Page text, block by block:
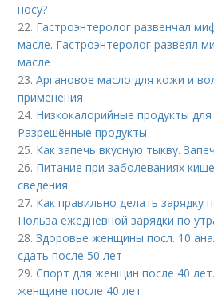
носу?
22. Гастроэнтеролог развенчал
масле. Гастроэнтеролог развеял
масле
23.Аргановое масло для кожи и
применения
24. Низкокалорийные продукты для
Разрешённые продукты
25. Как запечь вкусную тыкву.
26. Питание при заболеваниях
сведения
27. Как правильно делать зарядку
Польза ежедневной зарядки по
28.Здоровье женщины посл. 10
сдать после 50 лет
29.Спорт для женщин после 40
женщине после 40 лет